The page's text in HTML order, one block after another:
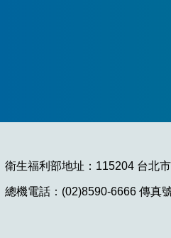
衛生福利部地址：115204 台北
總機電話：(02)8590-6666 傳真